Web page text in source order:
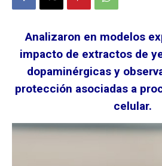
Analizaron en modelos
impacto de extractos de
dopaminérgicas y
protección asociadas a
celular.